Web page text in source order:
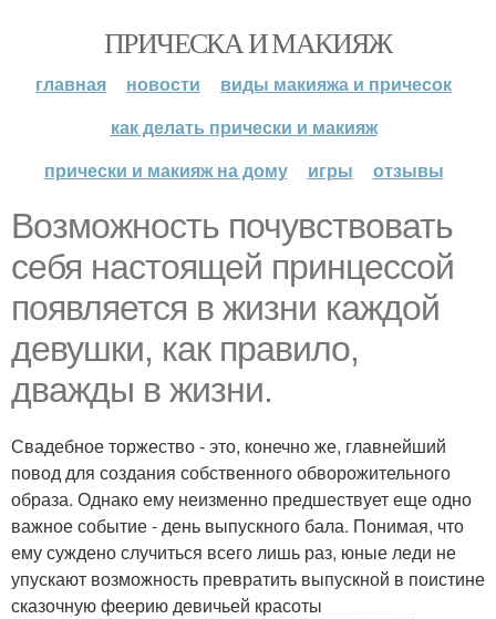
ПРИЧЕСКА И МАКИЯЖ
главная новости
виды макияжа и причесок
как делать прически и макияж
прически и макияж на дому
игры отзывы
Возможность почувствовать
себя настоящей принцессой
появляется в жизни каждой
девушки, как правило,
дважды в жизни.
Свадебное торжество - это, конечно же, главнейший
повод для создания собственного обворожительного
образа. Однако ему неизменно предшествует еще одно
важное событие - день выпускного бала. Понимая, что
ему суждено случиться всего лишь раз, юные леди не
упускают возможность превратить выпускной в поистине
сказочную феерию девичьей красоты